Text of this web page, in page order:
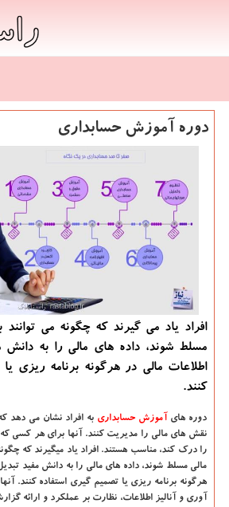
دوره آموزش حسابداری
افراد یاد می گیرند كه چگونه می توانند
مسلط شوند، داده های مالی را به دانش
اطلاعات مالی در هرگونه برنامه ریزی
كنند.
دوره های آموزش حسابداری به افراد نشان می دهد
نقش های مالی را مدیریت کنند. آنها برای هر کسی
را درک کند، مناسب هستند. افراد یاد میگیرند که
مالی مسلط شوند، داده های مالی را به دانش مفید
هرگونه برنامه ریزی یا تصمیم گیری استفاده کنند.
آوری و آنالیز اطلاعات، نظارت بر عملکرد و ارائه